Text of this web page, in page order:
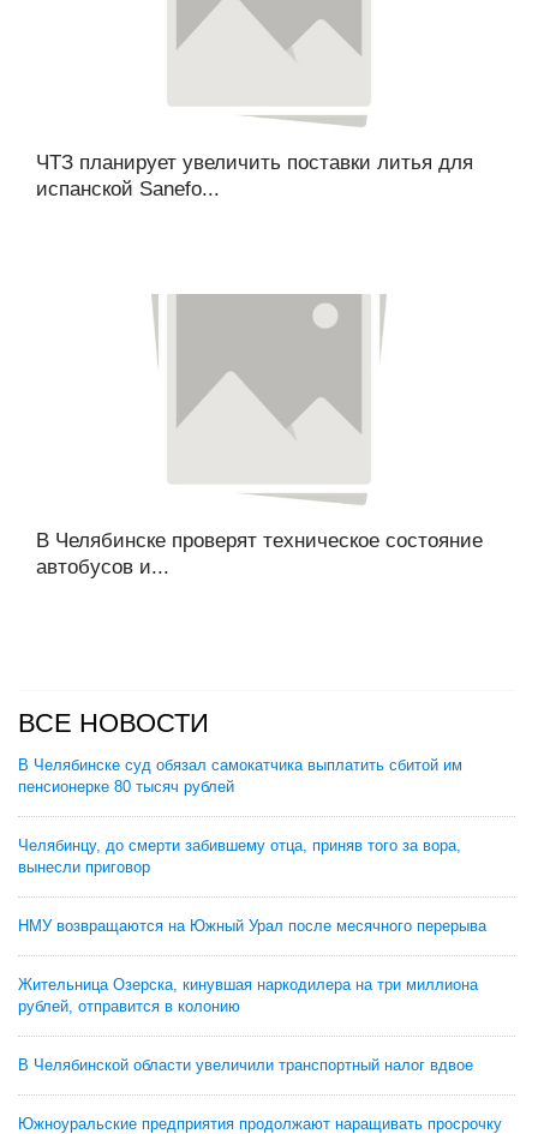
ЧТЗ планирует увеличить поставки литья для
испанской Sanefo...
В Челябинске проверят техническое состояние
автобусов и...
ВСЕ НОВОСТИ
В Челябинске суд обязал самокатчика выплатить сбитой им
пенсионерке 80 тысяч рублей
Челябинцу, до смерти забившему отца, приняв того за вора,
вынесли приговор
НМУ возвращаются на Южный Урал после месячного перерыва
Жительница Озерска, кинувшая наркодилера на три миллиона
рублей, отправится в колонию
В Челябинской области увеличили транспортный налог вдвое
Южноуральские предприятия продолжают наращивать просрочку